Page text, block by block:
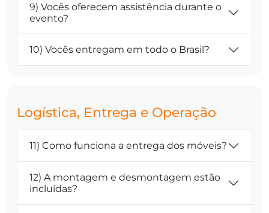
9) Vocês oferecem assistência durante o
evento?
10) Vocês entregam em todo o Brasil?
Logística, Entrega e Operação
11) Como funciona a entrega dos móveis?
12) A montagem e desmontagem estão
incluídas?